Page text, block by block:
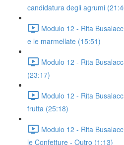
candidatura degli agrumi
Modulo 12 - Rita
e le marmellate (15:51)
Modulo 12 - Rita
(23:17)
Modulo 12 - Rita
frutta (25:18)
Modulo 12 - Rita
le Confetture - Outro (1:13)